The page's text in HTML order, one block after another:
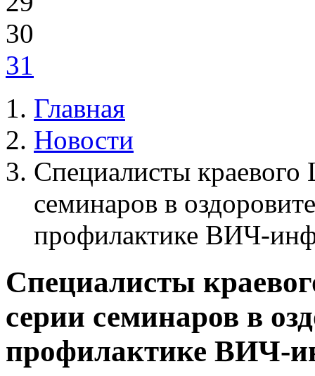
30
31
Главная
Новости
Специалисты
семинаров в
профилактике ВИЧ-
Специалисты
серии семинаров в
профилактике ВИЧ-